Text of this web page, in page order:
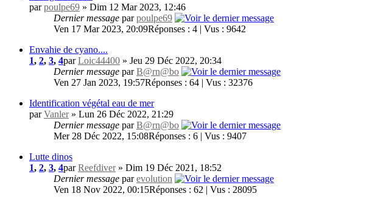
parpoulpe69 » Dim 12 Mar 2023, 12:46
Dernier message parpoulpe69
Ven 17 Mar 2023, 20:09Réponses : 4 | Vus : 9642
Envahie de cyano....
1, 2, 3, 4parLoic44400 » Jeu 29 Déc 2022, 20:34
Dernier message parB@rn@bo
Ven 27 Jan 2023, 19:57Réponses : 64 | Vus : 32376
Identification végétal eau de mer
parVanler» Lun 26 Déc 2022, 21:29
Dernier message parB@rn@bo
Mer 28 Déc 2022, 15:08Réponses : 6 | Vus : 9407
Lutte dinos
1, 2, 3, 4parReefdiver» Dim 19 Déc 2021, 18:52
Dernier message parevolution
Ven 18 Nov 2022, 00:15Réponses : 62 | Vus : 28095